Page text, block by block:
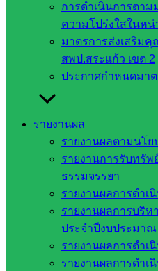
การดำเนินการตา
ความโปร่งใสในหน่
มาตรการส่งเสริม
สพป.สระแก้ว เขต 2
ประกาศกำหนดมาต
รายงานผล
รายงานผลตามนโย
รายงานการรับทรั
ธรรมจรรยา
รายงานผลการดำเ
รายงานผลการบริ
ประจำปีงบประมาณ
รายงานผลการดำเ
รายงานผลการดำ
โรงเรียน
สพป.สระแก้ว
เขต 1
โรงเรียน
ในสังกัด
สพป.สระแก้ว
เขต 2
วิทยาลัย
เทคนิค
สระแก้ว
วิทยาลัย